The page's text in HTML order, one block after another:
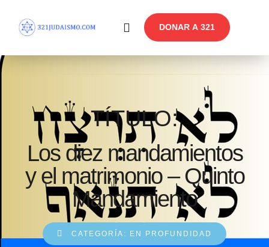
DONAR A 321
TÍTULO:
Los diez mandamientos
y el matrimonio – Quinto
Mandamiento
CATEGORÍA: EN PROFUNDIDAD